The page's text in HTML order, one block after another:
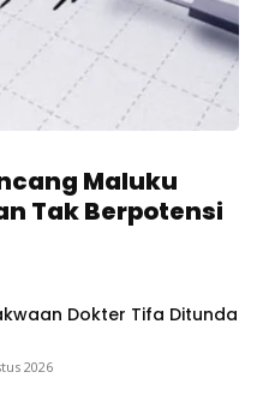
Maluku
Tak Berpotensi
Dokter Tifa Ditunda
2026